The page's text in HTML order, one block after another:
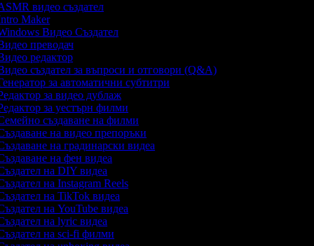
видео създател
Maker
Видео Създател
преводач
редактор
създател за въпроси и отговори (Q&A)
за автоматични субтитри
за видео дублаж
за уестърн филми
създаване на филми
на видео препоръки
на градинарски видеа
на фен видеа
на DIY видеа
на Instagram Reels
на TikTok видеа
на YouTube видеа
на lyric видеа
на sci-fi филми